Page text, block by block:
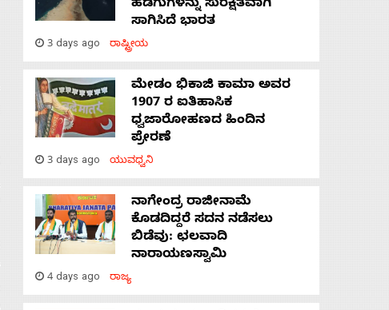
ಹಡಗುಗಳನ್ನು ಸುರಕ್ಷಿತವಾಗಿ
ಸಾಗಿಸಿದೆ ಭಾರತ
3 days ago ರಾಷ್ಟ್ರೀಯ
ಮೇಡಂ ಭಿಕಾಜಿ ಕಾಮಾ ಅವರ
1907 ರ ಐತಿಹಾಸಿಕ
ಧ್ವಜಾರೋಹಣದ ಹಿಂದಿನ
ಪ್ರೇರಣೆ
3 days ago ಯುವಧ್ವನಿ
ನಾಗೇಂದ್ರ ರಾಜೀನಾಮೆ
ಕೊಡದಿದ್ದರೆ ಸದನ ನಡೆಸಲು
ಬಿಡೆವು: ಛಲವಾದಿ
ನಾರಾಯಣಸ್ವಾಮಿ
4 days ago ರಾಜ್ಯ